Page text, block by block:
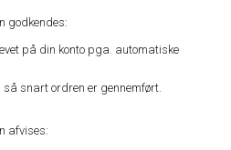
godkendes:
på din konto pga. automatiske
så snart ordren er gennemført.
afvises: